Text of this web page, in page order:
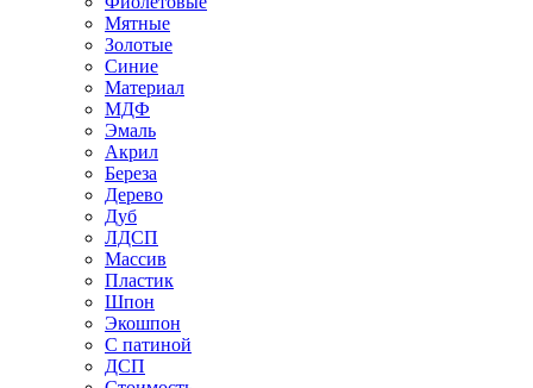
Мятные
Золотые
Синие
Материал
МДФ
Эмаль
Акрил
Береза
Дерево
Дуб
ЛДСП
Массив
Пластик
Шпон
Экошпон
С патиной
ДСП